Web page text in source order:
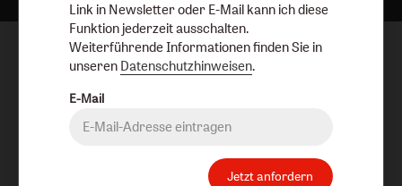
Link in Newsletter oder E-Mail kann ich diese
Funktion jederzeit ausschalten.
Weiterführende Informationen finden Sie in
unseren Datenschutzhinweisen.
E-Mail
Jetzt anfordern